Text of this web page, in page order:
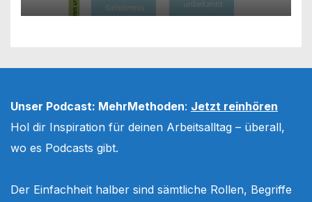
Unser Podcast: MehrMethoden: Jetzt reinhören
Hol dir Inspiration für deinen Arbeitsalltag – überall,
wo es Podcasts gibt.
Der Einfachheit halber sind sämtliche Rollen, Begriffe